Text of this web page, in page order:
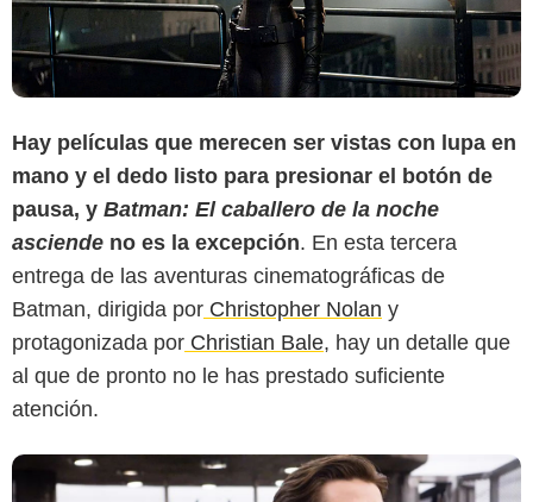
Hay películas que merecen ser vistas con lupa en
mano y el dedo listo para presionar el botón de
pausa, y Batman: El caballero de la noche
asciende no es la excepción. En esta tercera
entrega de las aventuras cinematográficas de
Batman, dirigida por Christopher Nolan y
protagonizada por Christian Bale, hay un detalle que
al que de pronto no le has prestado suficiente
atención.
Variety